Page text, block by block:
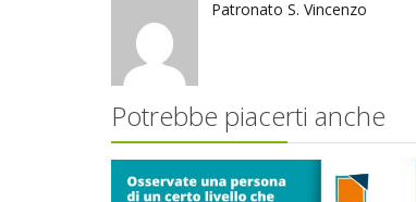
Patronato S. Vincenzo
Potrebbe piacerti anche